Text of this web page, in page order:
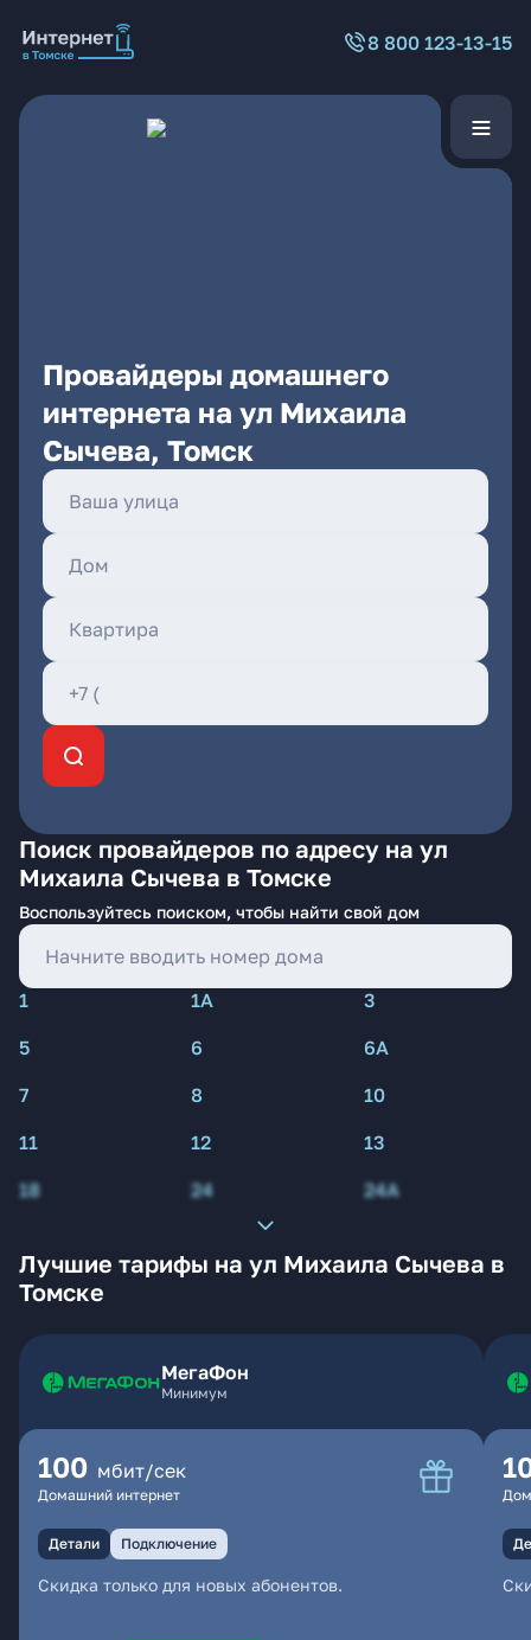
8 800 123-13-15
Провайдеры домашнего
интернета на ул Михаила
Сычева, Томск
Поиск провайдеров по адресу на ул
Михаила Сычева в Томске
Воспользуйтесь поиском, чтобы найти свой дом
1 1А
3
5
6
6А
7
8
10
11
12
13
18
24 24А
Лучшие тарифы на ул Михаила Сычева в
Томске
МегаФон
Минимум
100 мбит/сек
Домашний интернет
Детали Подключение
Скидка только для новых абонентов.